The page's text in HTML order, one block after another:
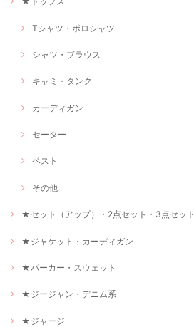
Tシャツ・ポロシャツ
シャツ・ブラウス
キャミ・タンク
カーディガン
セーター
ベスト
その他
★セット（アップ）・2点セット・3点セット
★ジャケット・カーディガン
★パーカー・スウェット
★ジージャン・デニム系
★ジャージ